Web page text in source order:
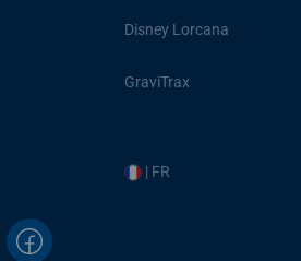
Disney Lorcana
GraviTrax
| FR